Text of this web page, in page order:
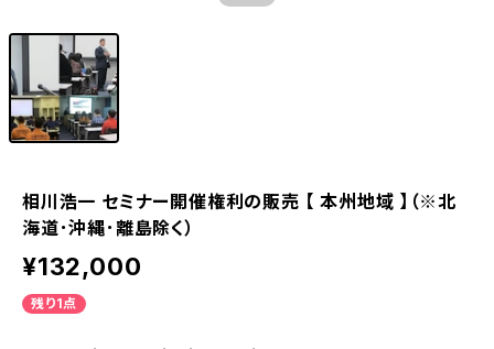
相川浩一 セミナー開催権利の販売 【 本州地域 】（※北
海道･沖縄･離島除く）
¥132,000
残り1点